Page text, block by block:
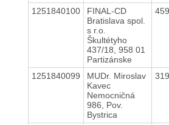
1251840100
FINAL-CD
Bratislava spol.
s r.o.
Škultétyho
437/18, 958 01
Partizánske
1251840099
MUDr. Miroslav
Kavec
Nemocničná
986, Pov.
Bystrica